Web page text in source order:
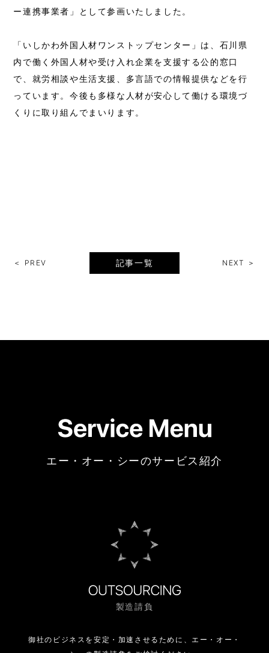
ー連携事業者」として参画いたしました。
「いしかわ外国人材ワンストップセンター」は、石川県
内で働く外国人材や受け入れ企業を支援する公的窓口
で、就労相談や生活支援、多言語での情報提供などを行
っています。今後も多様な人材が安心して働ける環境づ
くりに取り組んでまいります。
＜ PREV 記事一覧 NEXT ＞
エー・オー・シーのサービス紹介
製造請負
御社のビジネスを安定・加速させるために、エー・オー・